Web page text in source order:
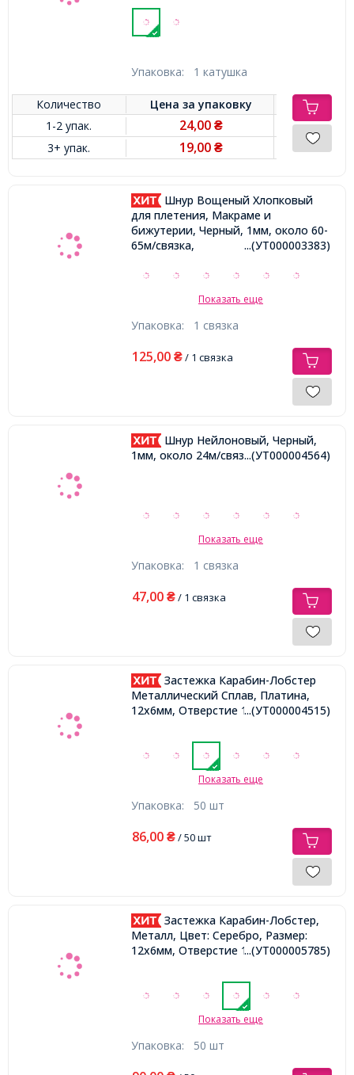
Упаковка: 1 катушка
Количество Цена заупаковку
1-2 упак.
24,00₴
3+ упак. 19,00₴
Шнур Вощеный Хлопковый
для плетения, Макраме и
бижутерии, Черный, 1мм, около 60-
65м/связка,
...(УТ000003383)
Показать еще
Упаковка: 1 связка
125,00 ₴/ 1 связка
Шнур Нейлоновый, Черный,
1мм, около 24м/связка,...(УТ000004564)
Показать еще
Упаковка: 1 связка
47,00 ₴/ 1 связка
Застежка Карабин-Лобстер
Металлический Сплав, Платина,
12х6мм, Отверстие 1.5мм,...(УТ000004515)
Показать еще
Упаковка: 50 шт
86,00 ₴/ 50 шт
Застежка Карабин-Лобстер,
Металл, Цвет: Серебро, Размер:
12х6мм, Отверстие 1.5мм,...(УТ000005785)
Показать еще
Упаковка: 50 шт